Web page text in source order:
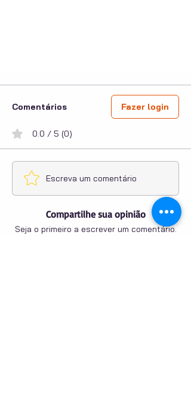
Comentários Fazer login
0.0 / 5 (0)
Escreva um comentário
Compartilhe sua opinião
Seja o primeiro a escrever um comentário.